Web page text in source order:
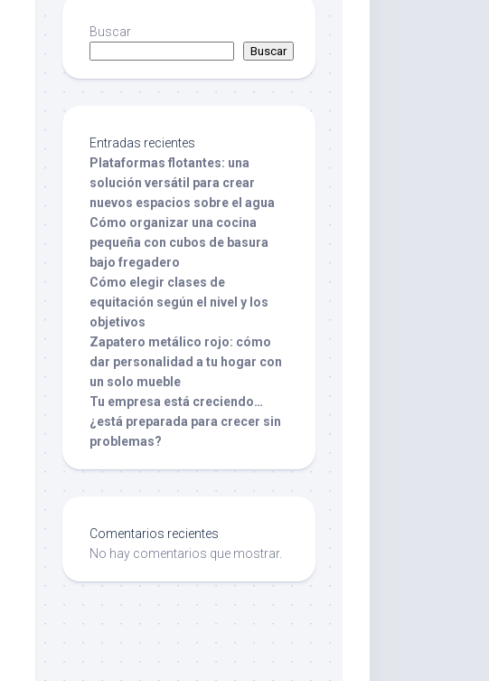
Buscar
Buscar
Entradas recientes
Plataformas flotantes: una
solución versátil para crear
nuevos espacios sobre el agua
Cómo organizar una cocina
pequeña con cubos de basura
bajo fregadero
Cómo elegir clases de
equitación según el nivel y los
objetivos
Zapatero metálico rojo: cómo
dar personalidad a tu hogar con
un solo mueble
Tu empresa está creciendo…
¿está preparada para crecer sin
problemas?
Comentarios recientes
No hay comentarios que mostrar.